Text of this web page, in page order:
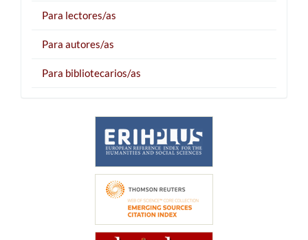
Para lectores/as
Para autores/as
Para bibliotecarios/as